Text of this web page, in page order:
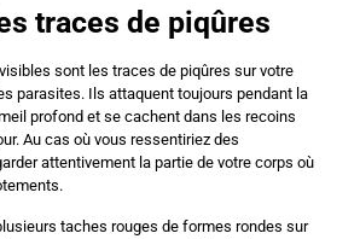
traces de piqûres
sont les traces de piqûres sur votre
parasites. Ils attaquent toujours pendant la
profond et se cachent dans les recoins
Au cas où vous ressentiriez des
attentivement la partie de votre corps où
taches rouges de formes rondes sur